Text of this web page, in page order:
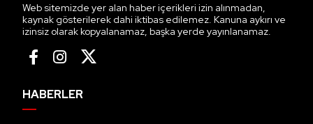
Web sitemizde yer alan haber içerikleri izin alınmadan,
kaynak gösterilerek dahi iktibas edilemez. Kanuna aykırı ve
izinsiz olarak kopyalanamaz, başka yerde yayınlanamaz.
HABERLER